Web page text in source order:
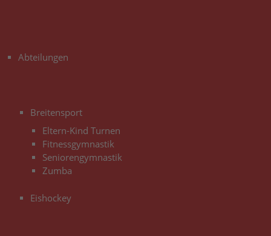
Abteilungen
Breitensport
Eltern-Kind Turnen
Fitnessgymnastik
Seniorengymnastik
Zumba
Eishockey